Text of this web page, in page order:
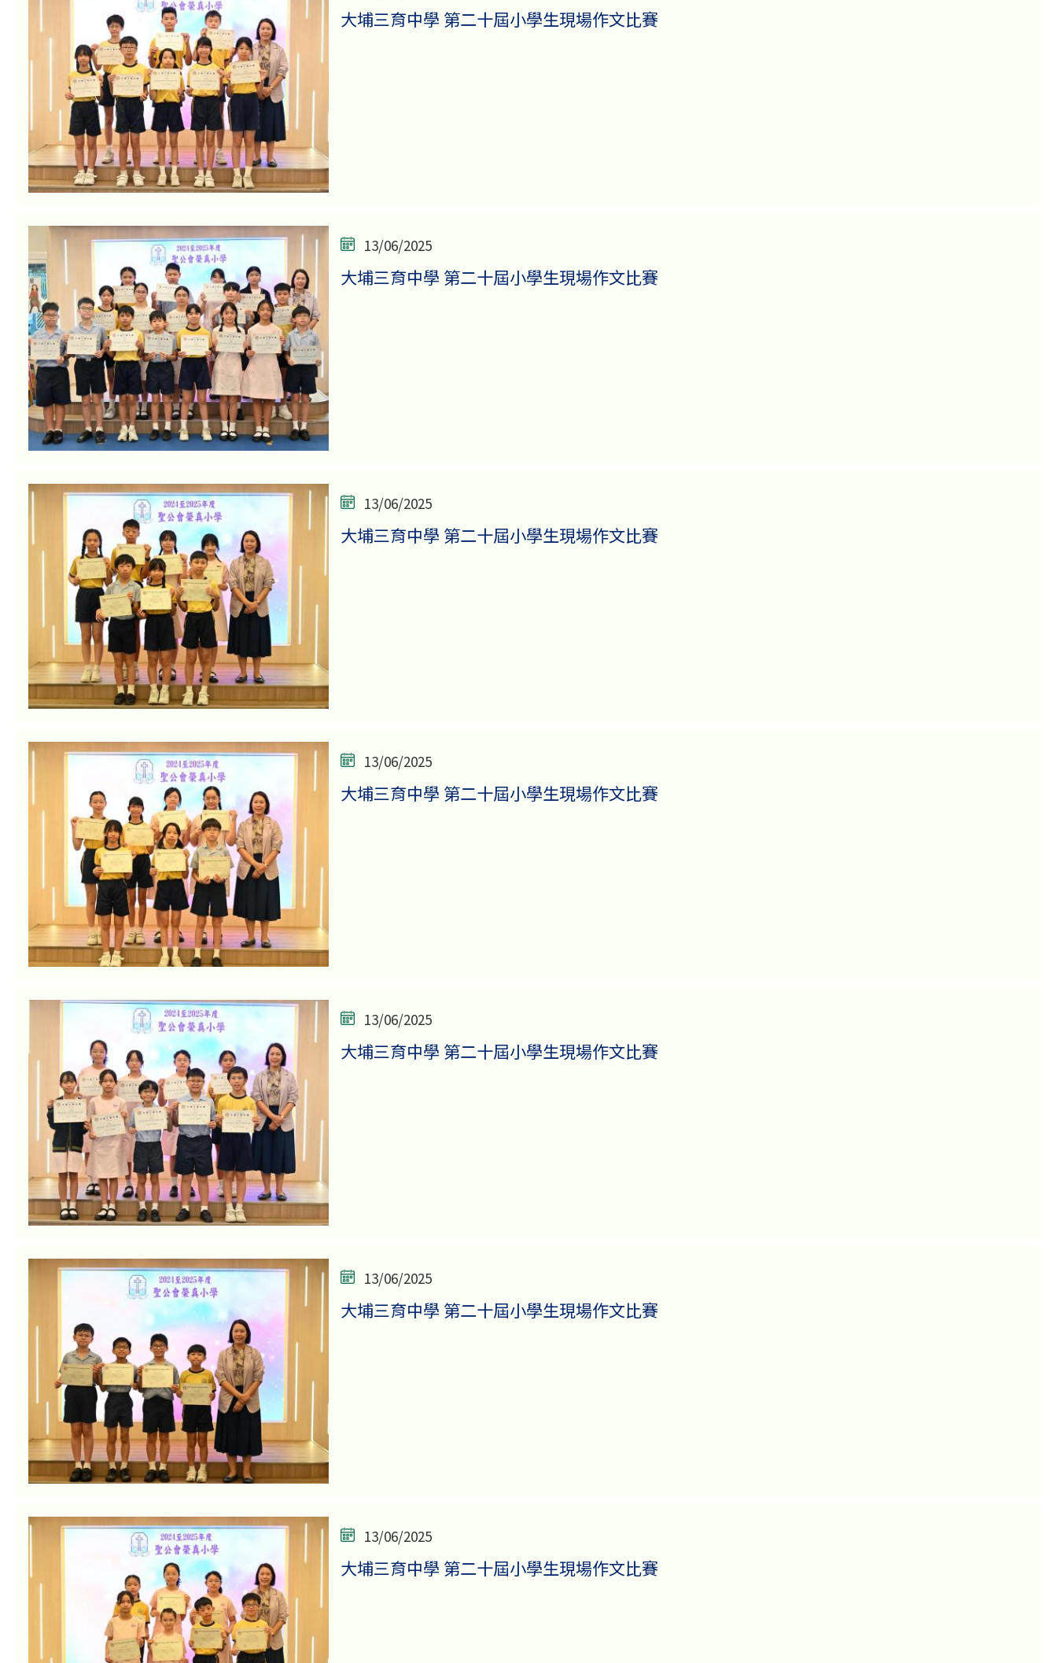
大埔三育中學 第二十屆小學生現場作文比賽
13/06/2025
大埔三育中學 第二十屆小學生現場作文比賽
13/06/2025
大埔三育中學 第二十屆小學生現場作文比賽
13/06/2025
大埔三育中學 第二十屆小學生現場作文比賽
13/06/2025
大埔三育中學 第二十屆小學生現場作文比賽
13/06/2025
大埔三育中學 第二十屆小學生現場作文比賽
13/06/2025
大埔三育中學 第二十屆小學生現場作文比賽